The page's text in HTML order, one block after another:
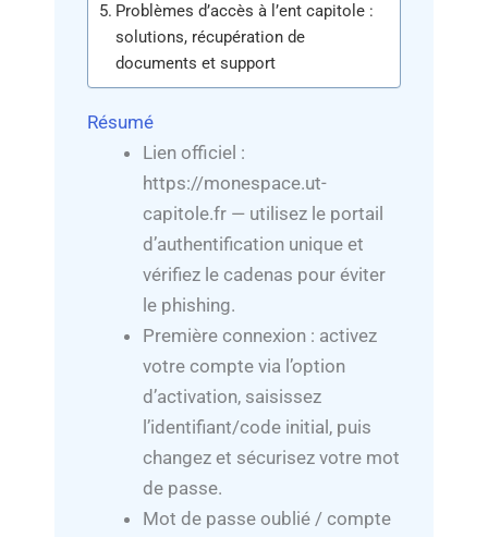
Problèmes d’accès à l’ent capitole :
solutions, récupération de
documents et support
Résumé
Lien officiel :
https://monespace.ut-
capitole.fr — utilisez le portail
d’authentification unique et
vérifiez le cadenas pour éviter
le phishing.
Première connexion : activez
votre compte via l’option
d’activation, saisissez
l’identifiant/code initial, puis
changez et sécurisez votre mot
de passe.
Mot de passe oublié / compte